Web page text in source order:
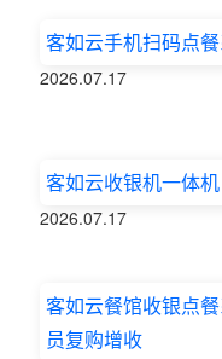
客如云手机扫码点
2026.07.17
客如云收银机一体
2026.07.17
客如云餐馆收银点
员复购增收